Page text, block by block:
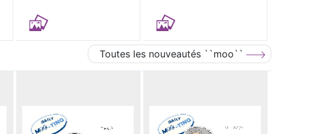
Toutes les nouveautés ``moo``